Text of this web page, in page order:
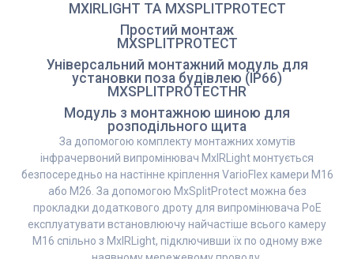
MXIRLIGHT ТА MXSPLITPROTECT
Простий монтаж
MXSPLITPROTECT
Універсальний монтажний модуль для
установки поза будівлею (IP66)
MXSPLITPROTECTHR
Модуль з монтажною шиною для
розподільного щита
За допомогою комплекту монтажних хомутів
інфрачервоний випромінювач MxIRLight монтується
безпосередньо на настінне кріплення VarioFlex камери M16
або M26. За допомогою MxSplitProtect можна без
прокладки додаткового дроту для випромінювача PoE
експлуатувати встановлюючу найчастіше всього камеру
M16 спільно з MxIRLight, підключивши їх по одному вже